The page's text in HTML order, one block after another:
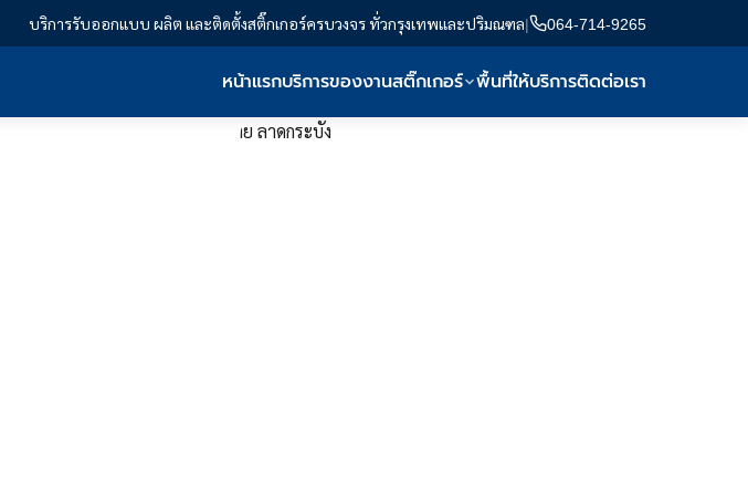
บริการรับออกแบบ ผลิต และติดตั้งสติ๊กเกอร์ครบวงจร ทั่วกรุงเทพและปริมณฑล| 064-714-9265
หน้าแรกบริการของงานสติ๊กเกอร์ พื้นที่ให้บริการติดต่อเรา